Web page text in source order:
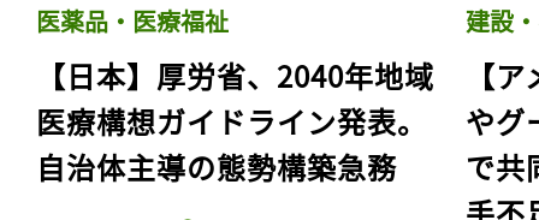
医薬品・医療福祉
【日本】厚労省、2040年地域
医療構想ガイドライン発表。
自治体主導の態勢構築急務
建設
【
やグ
で共